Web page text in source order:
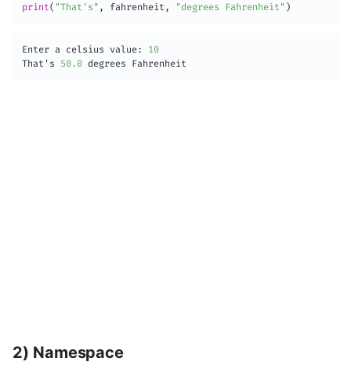
print( "That's" , fahrenheit , "degrees Fahrenheit" )
Enter a celsius value:
10
That's 50.0 degrees Fahrenheit
2) Namespace